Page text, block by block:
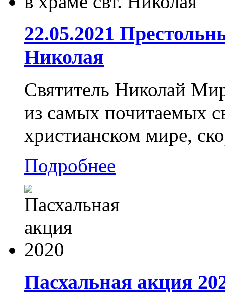
22.05.2021
Николая
Святитель Николай
из самых почитаемых
христианском мире,
Подробнее
Пасхальная акция